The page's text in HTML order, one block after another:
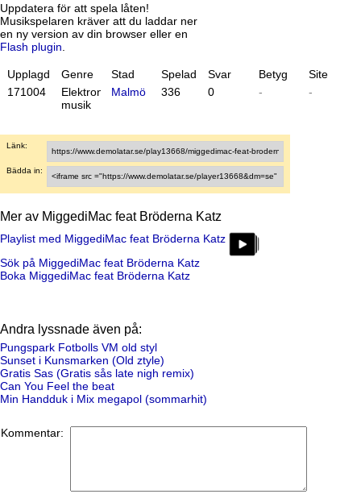
Uppdatera för att spela låten!
Musikspelaren kräver att du laddar ner
en ny version av din browser eller en
Flash plugin
Upplagd Genre Stad Spelad Svar Betyg
Site
171004
Elektronisk
musik
Malmö 336 0 - -
Länk:
Bädda in:
Mer av MiggediMac feat Bröderna Katz
Playlist med MiggediMac feat Bröderna Katz
Sök på MiggediMac feat Bröderna Katz
Boka MiggediMac feat Bröderna Katz
Andra lyssnade även på:
Pungspark Fotbolls VM old styl
Sunset i Kunsmarken (Old ztyle)
Gratis Sas (Gratis sås late nigh remix)
Can You Feel the beat
Min Handduk i Mix megapol (sommarhit)
Kommentar: